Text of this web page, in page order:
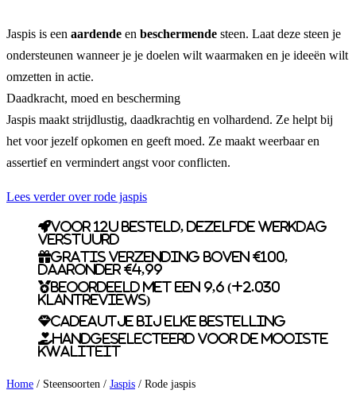
Jaspis is een aardende en beschermende steen. Laat deze steen je
ondersteunen wanneer je je doelen wilt waarmaken en je ideeën wilt
omzetten in actie.
Daadkracht, moed en bescherming
Jaspis maakt strijdlustig, daadkrachtig en volhardend. Ze helpt bij
het voor jezelf opkomen en geeft moed. Ze maakt weerbaar en
assertief en vermindert angst voor conflicten.
Lees verder over rode jaspis
Voor 12u besteld, dezelfde werkdag
verstuurd
Gratis verzending boven €100,
daaronder €4,99
Beoordeeld met een 9,6 (+2.030
klantreviews)
Cadeautje bij elke bestelling
Handgeselecteerd voor de mooiste
kwaliteit
Home / Steensoorten / Jaspis / Rode jaspis